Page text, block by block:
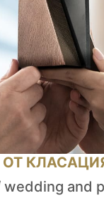
wedding and